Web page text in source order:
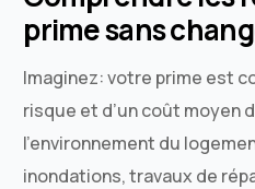
prime sans
Imaginez: votre prime est
risque et d’un coût moyen
l’environnement du
inondations, travaux de